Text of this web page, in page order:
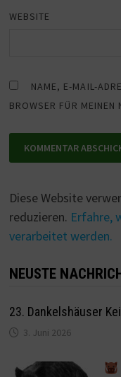
WEBSITE
NAME, E-MAIL-
BROWSER FÜR MEINEN
Diese Website
reduzieren. Erfahre,
verarbeitet werden.
NEUSTE
23. Dankelshäuser
3. Juni 2026